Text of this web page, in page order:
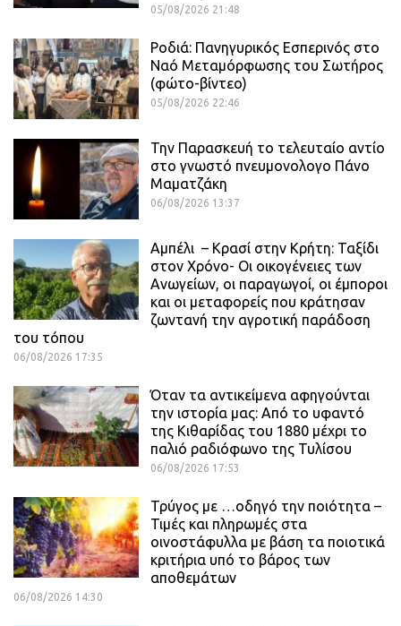
05/08/2026 21:48
Ροδιά: Πανηγυρικός Εσπερινός στο
Ναό Μεταμόρφωσης του Σωτήρος
(φώτο-βίντεο)
05/08/2026 22:46
Την Παρασκευή το τελευταίο αντίο
στο γνωστό πνευμονολογο Πάνο
Μαματζάκη
06/08/2026 13:37
Αμπέλι – Κρασί στην Κρήτη: Ταξίδι
στον Χρόνο- Οι οικογένειες των
Ανωγείων, οι παραγωγοί, οι έμποροι
και οι μεταφορείς που κράτησαν
ζωντανή την αγροτική παράδοση
του τόπου
06/08/2026 17:35
Όταν τα αντικείμενα αφηγούνται
την ιστορία μας: Από το υφαντό
της Κιθαρίδας του 1880 μέχρι το
παλιό ραδιόφωνο της Τυλίσου
06/08/2026 17:53
Τρύγος με …οδηγό την ποιότητα –
Τιμές και πληρωμές στα
οινοστάφυλλα με βάση τα ποιοτικά
κριτήρια υπό το βάρος των
αποθεμάτων
06/08/2026 14:30